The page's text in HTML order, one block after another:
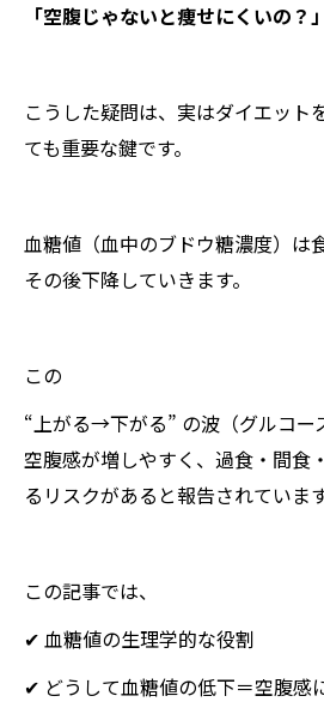
「空腹じゃないと痩せにくいの？」
こうした疑問は、実はダイエット
ても重要な鍵です。
血糖値（血中のブドウ糖濃度）は
その後下降していきます。
この
“上がる→下がる” の波（グルコー
空腹感が増しやすく、過食・間食
るリスクがあると報告されています
この記事では、
✔ 血糖値の生理学的な役割
✔ どうして血糖値の低下＝空腹感